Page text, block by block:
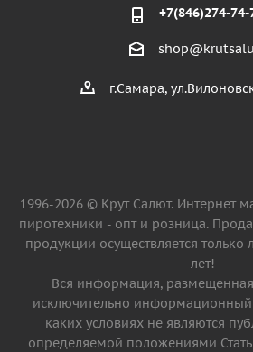
+7(846)274-74-
г.Самара,
1996-2026 © Крут Салют. Интернет
пиротехники - опт и розница.
продукции осуществляется
лет!
Вся информация, размещенная
исключительно
каких условиях не являются
определяемой положениями